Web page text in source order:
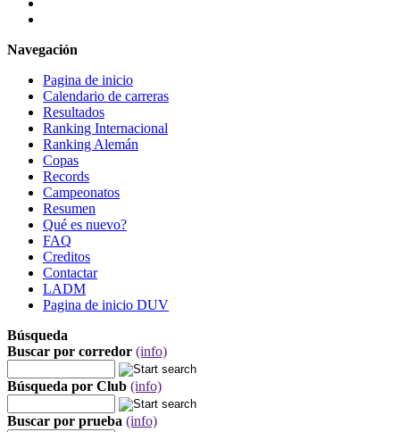
Navegación
Pagina de inicio
Calendario de carreras
Resultados
Ranking Internacional
Ranking Alemán
Copas
Records
Campeonatos
Resumen
Qué es nuevo?
FAQ
Creditos
Contactar
LADM
Pagina de inicio DUV
Búsqueda
Buscar por corredor (info)
Búsqueda por Club (info)
Buscar por prueba (info)